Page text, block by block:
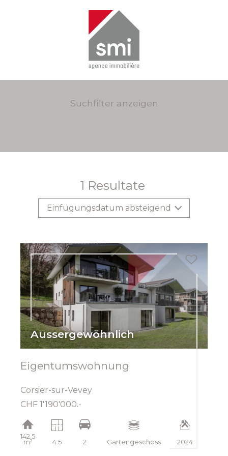
Suchfilter anzeigen
1 Resultate
Einfügungsdatum absteigend
Aussergewöhnlich
Eigentumswohnung
Corsier-sur-Vevey
CHF 1'190'000.-
142.5
m² 4.5 2 Gartengeschoss 2024